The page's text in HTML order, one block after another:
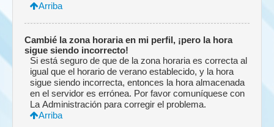
Arriba
Cambié la zona horaria en mi perfil, ¡pero la hora
sigue siendo incorrecto!
Si está seguro de que de la zona horaria es correcta al
igual que el horario de verano establecido, y la hora
sigue siendo incorrecta, entonces la hora almacenada
en el servidor es errónea. Por favor comuníquese con
La Administración para corregir el problema.
Arriba